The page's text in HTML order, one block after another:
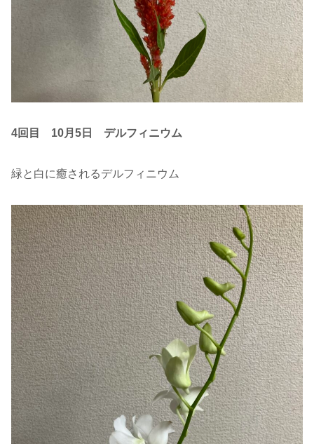
4回目 10月5日 デルフィニウム
緑と白に癒されるデルフィニウム